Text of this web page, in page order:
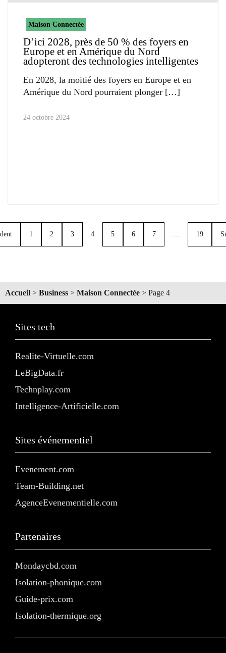
Maison Connectée
D’ici 2028, près de 50 % des foyers en
Europe et en Amérique du Nord
adopteront des technologies intelligentes
En 2028, la moitié des foyers en Europe et en
Amérique du Nord pourraient plonger
24 octobre 2024
1 2 3 4 5 6 7 19
Accueil > Business > Maison Connectée > Page 4
Sites tech
Realite-Virtuelle.com
LeBigData.fr
Technplay.com
Intelligence-Artificielle.com
Sites événementiel
Evenement.com
Team-Building.net
AgenceEvenementielle.com
Partenaires
Mondaycbd.com
Isolation-phonique.com
Guide-prix.com
Isolation-thermique.org